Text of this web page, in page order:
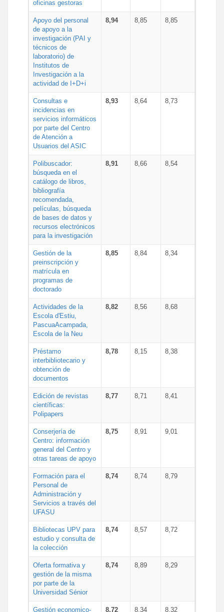
oficinas gestoras
Apoyo del personal
de apoyo a la
investigación (PAI y
técnicos de
laboratorio) de
Institutos de
Investigación a la
actividad de I+D+i
8,94 8,85 8,85
Consultas e
incidencias en
servicios informáticos
por parte del Centro
de Atención a
Usuarios del ASIC
8,93 8,64 8,73
Polibuscador:
búsqueda en el
catálogo de libros,
bibliografía
recomendada,
películas, búsqueda
de bases de datos y
recursos electrónicos
para la investigación
8,91 8,66 8,54
Gestión de la
preinscripción y
matrícula en
programas de
doctorado
8,85 8,84 8,34
Actividades de la
Escola d'Estiu,
PascuaAcampada,
Escola de la Neu
8,82 8,56 8,68
Préstamo
interbibliotecario y
obtención de
documentos
8,78 8,15 8,38
Edición de revistas
científicas:
Polipapers
8,77 8,71 8,41
Conserjería de
Centro: información
general del Centro y
otras tareas de apoyo
8,75 8,91 9,01
Formación para el
Personal de
Administración y
Servicios a través del
UFASU
8,74 8,74 8,79
Bibliotecas UPV para
estudio y consulta de
la colección
8,74 8,57 8,72
Oferta formativa y
gestión de la misma
por parte de la
Universidad Sénior
8,74 8,89 8,29
Gestión economico- 8,72 8,34 8,32